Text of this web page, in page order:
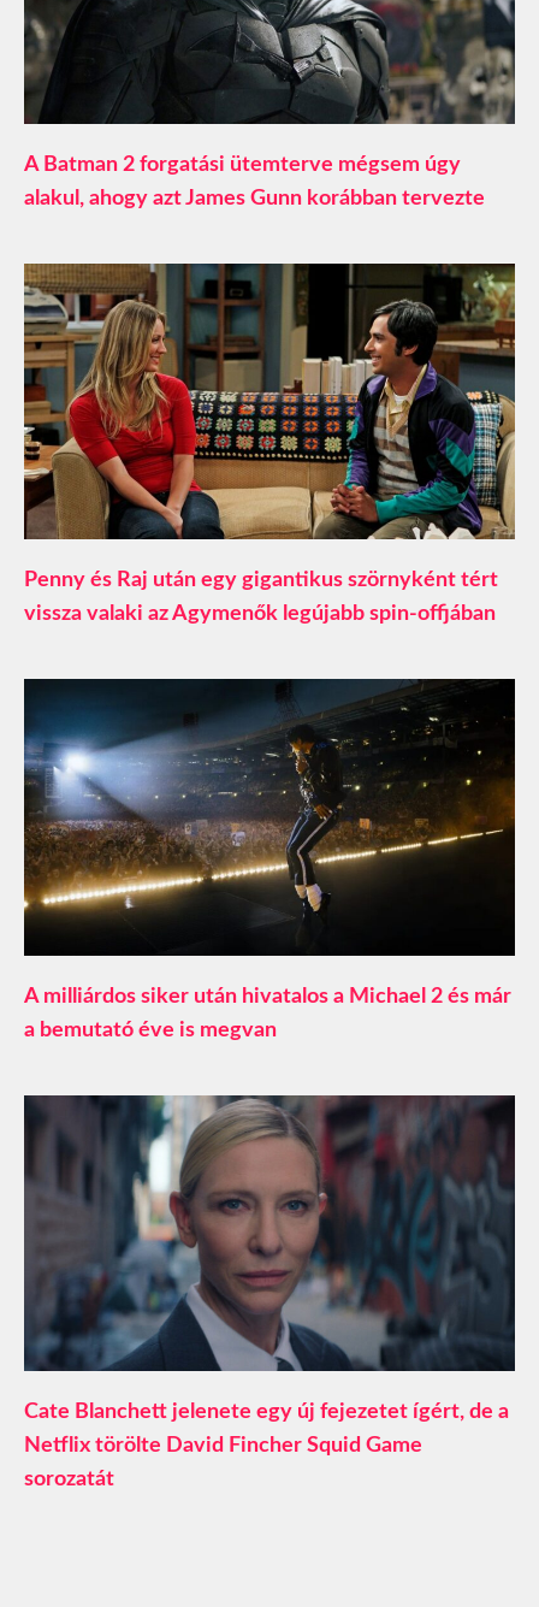
A Batman 2 forgatási ütemterve mégsem úgy
alakul, ahogy azt James Gunn korábban tervezte
Penny és Raj után egy gigantikus szörnyként tért
vissza valaki az Agymenők legújabb spin-offjában
A milliárdos siker után hivatalos a Michael 2 és már
a bemutató éve is megvan
Cate Blanchett jelenete egy új fejezetet ígért, de a
Netflix törölte David Fincher Squid Game
sorozatát